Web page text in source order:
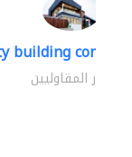
building
كبار المقاوليين